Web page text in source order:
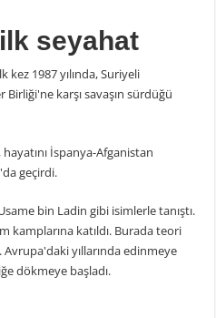
seyahat
kez 1987 yılında, Suriyeli
karşı savaşın sürdüğü
hayatını İspanya-Afganistan
geçirdi.
bin Ladin gibi isimlerle tanıştı.
kamplarına katıldı. Burada teori
yıllarında edinmeye
dökmeye başladı.